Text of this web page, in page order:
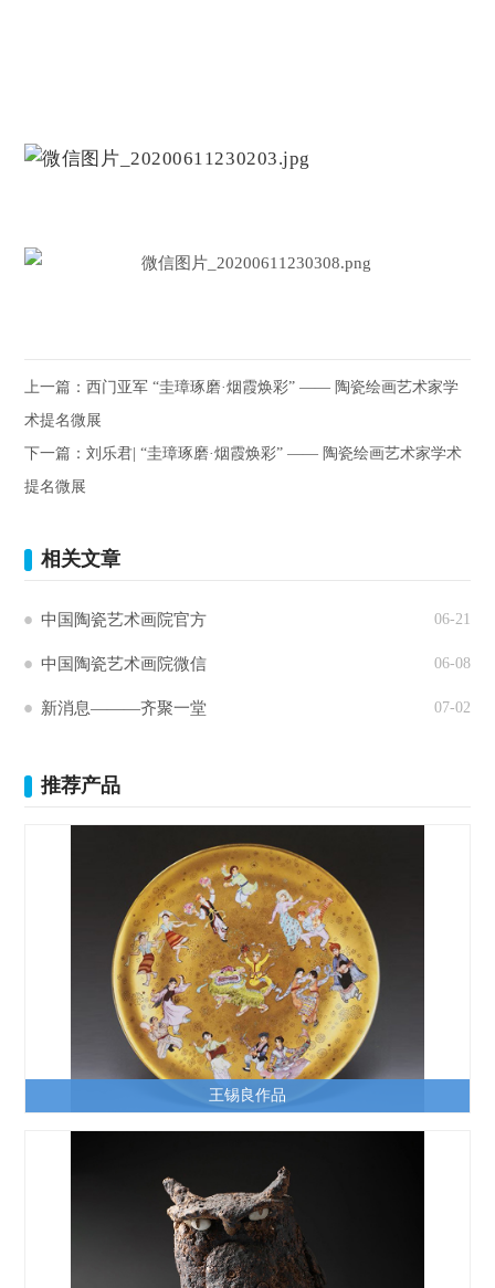
上一篇：西门亚军 “圭璋琢磨·烟霞焕彩” —— 陶瓷绘画艺术家学
术提名微展
下一篇：刘乐君| “圭璋琢磨·烟霞焕彩” —— 陶瓷绘画艺术家学术
提名微展
相关文章
06-21
中国陶瓷艺术画院官方
06-08
中国陶瓷艺术画院微信
07-02
新消息———齐聚一堂
推荐产品
王锡良作品